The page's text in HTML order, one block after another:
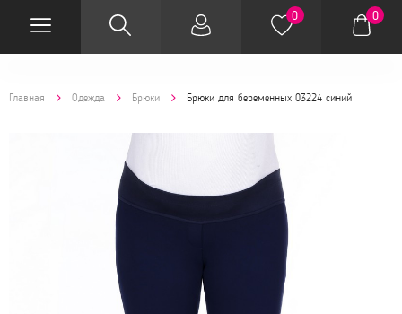
0 0
Главная Одежда Брюки Брюки для беременных 03224 синий